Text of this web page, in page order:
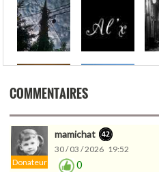
COMMENTAIRES
Donateur
mamichat
30 / 03 / 2026 19:52
0